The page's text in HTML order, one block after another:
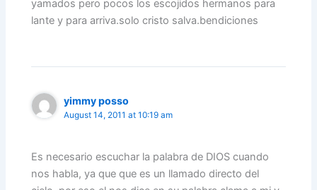
yamados pero pocos los escojidos hermanos para
lante y para arriva.solo cristo salva.bendiciones
yimmy posso
August 14, 2011 at 10:19 am
Es necesario escuchar la palabra de DIOS cuando
nos habla, ya que que es un llamado directo del